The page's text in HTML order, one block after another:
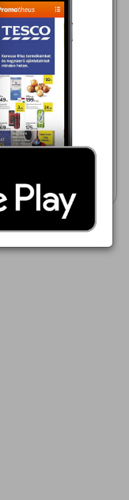
- 08.14
Ft
MIRACLE
KÖRÖMLAKK
újság